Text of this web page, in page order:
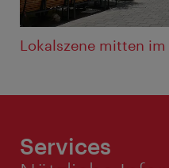
Lokalszene mitten
Services